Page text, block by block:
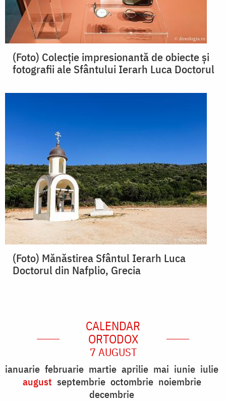
(Foto) Colecție impresionantă de obiecte și
fotografii ale Sfântului Ierarh Luca Doctorul
(Foto) Mănăstirea Sfântul Ierarh Luca
Doctorul din Nafplio, Grecia
CALENDAR
ORTODOX
7 AUGUST
ianuarie februarie martie aprilie mai iunie iulie
august septembrie octombrie noiembrie
decembrie